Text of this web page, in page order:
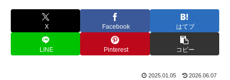
X Facebook はてブ
LINE Pinterest コピー
2025.01.05 2026.06.07